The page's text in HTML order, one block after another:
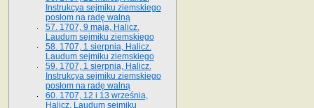
Instrukcya sejmiku ziemskiego
posłom na radę walną
57. 1707, 9 maja, Halicz.
Laudum sejmiku ziemskiego
58. 1707, 1 sierpnia, Halicz.
Laudum sejmiku ziemskiego
59. 1707, 1 sierpnia, Halicz.
Instrukcya sejmiku ziemskiego
posłom na radę walną
60. 1707, 12 i 13 września,
Halicz. Laudum sejmiku